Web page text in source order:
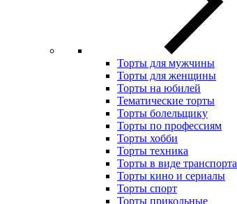
Торты для мужчины
Торты для женщины
Торты на юбилей
Тематические торты
Торты болельщику
Торты по профессиям
Торты хобби
Торты техника
Торты в виде транспорта
Торты кино и сериалы
Торты спорт
Торты прикольные